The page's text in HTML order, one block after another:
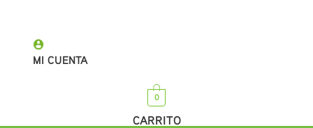
MI CUENTA
0
CARRITO